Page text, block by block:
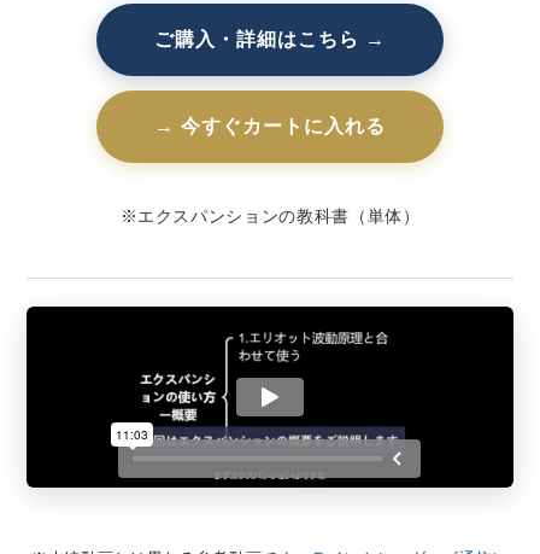
ご購入・詳細はこちら →
→ 今すぐカートに入れる
※エクスパンションの教科書（単体）